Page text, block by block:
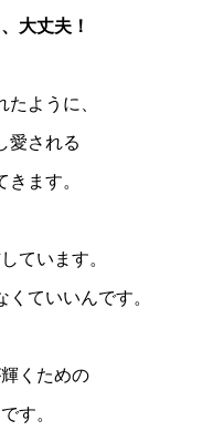
大丈夫！
ように、
愛される
ます。
ています。
ていいんです。
くための
す。